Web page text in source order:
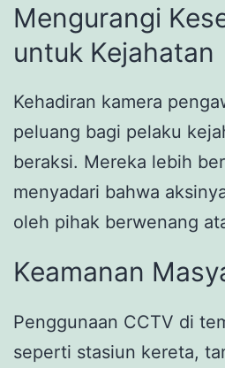
Mengurangi
untuk Kejahatan
Kehadiran kamera
peluang bagi pelaku
beraksi. Mereka lebih
menyadari bahwa
oleh pihak berwenang
Keamanan
Penggunaan CCTV di
seperti stasiun kereta,